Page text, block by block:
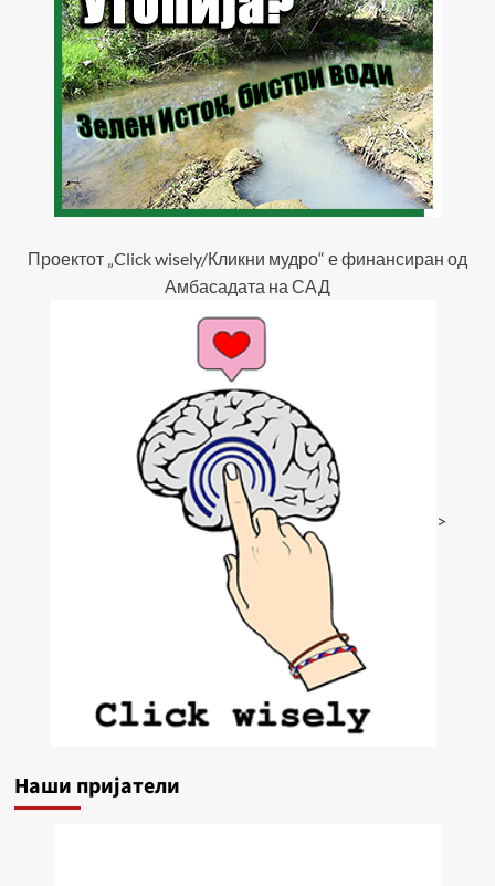
Проектот „Click wisely/Кликни мудро“ е финансиран од
Амбасадата на САД
>
Наши пријатели